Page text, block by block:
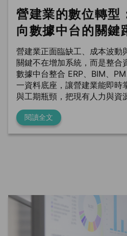
營建業的數位轉型
向數據中台的關鍵
營建業正面臨缺工、成本波動
關鍵不在增加系統，而是整合
數據中台整合 ERP、BIM、
一資料底座，讓營建業能即時
與工期瓶頸，把現有人力與資
閱讀全文